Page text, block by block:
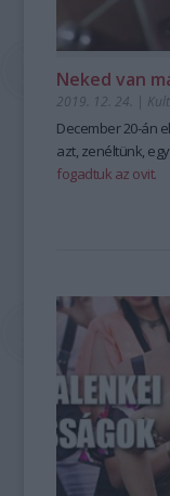
Neked van
2019. 12. 24. |
December 20-án
azt, zenéltünk,
fogadtuk az ovit.